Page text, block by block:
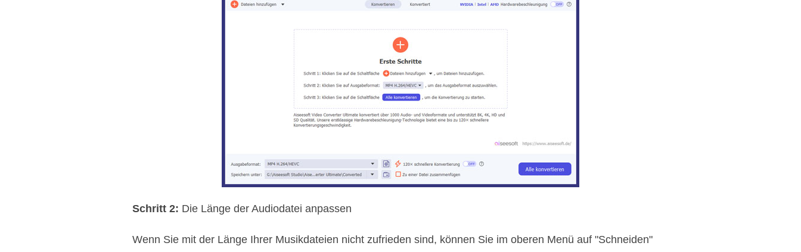
Schritt 2: Die Länge der Audiodatei anpassen
Wenn Sie mit der Länge Ihrer Musikdateien nicht zufrieden sind, können Sie im oberen Menü auf "Schneiden"